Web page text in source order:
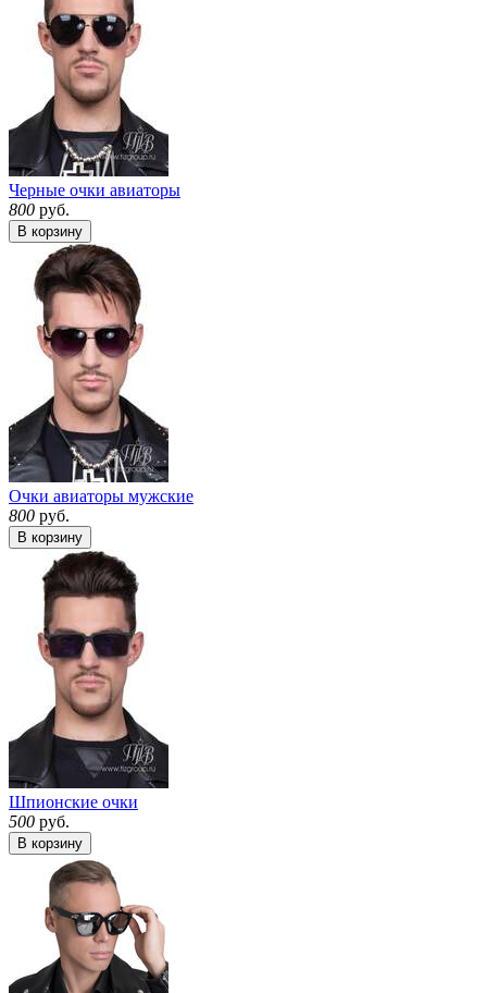
Черные очки авиаторы
800 руб.
В корзину
Очки авиаторы мужские
800 руб.
В корзину
Шпионские очки
500 руб.
В корзину